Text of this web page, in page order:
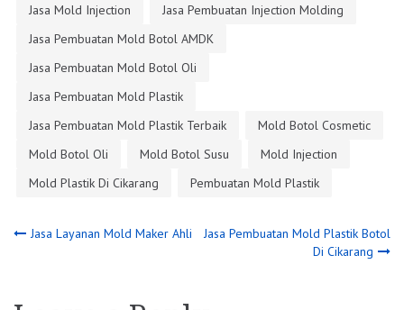
Jasa Mold Injection
Jasa Pembuatan Injection Molding
Jasa Pembuatan Mold Botol AMDK
Jasa Pembuatan Mold Botol Oli
Jasa Pembuatan Mold Plastik
Jasa Pembuatan Mold Plastik Terbaik
Mold Botol Cosmetic
Mold Botol Oli
Mold Botol Susu
Mold Injection
Mold Plastik Di Cikarang
Pembuatan Mold Plastik
Post
Jasa Layanan Mold Maker Ahli
Jasa Pembuatan Mold Plastik Botol
Di Cikarang